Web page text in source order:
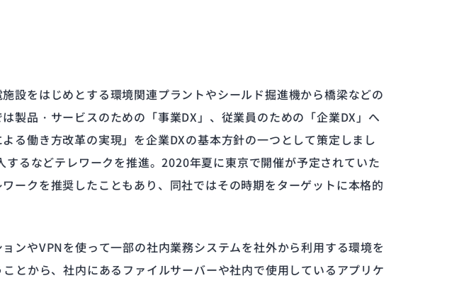
設をはじめとする環境関連プラントやシールド掘進機から橋梁などの
製品・サービスのための「事業DX」、従業員のための「企業DX」へ
る働き方改革の実現」を企業DXの基本方針の一つとして策定しまし
るなどテレワークを推進。2020年夏に東京で開催が予定されていた
ークを推奨したこともあり、同社ではその時期をターゲットに本格的
ンやVPNを使って一部の社内業務システムを社外から利用する環境を
とから、社内にあるファイルサーバーや社内で使用しているアプリケ